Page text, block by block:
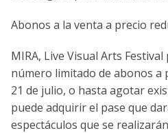
Abonos a la venta a precio
MIRA, Live Visual Arts
número limitado de abonos a
21 de julio, o hasta agotar
puede adquirir el pase que
espectáculos que se